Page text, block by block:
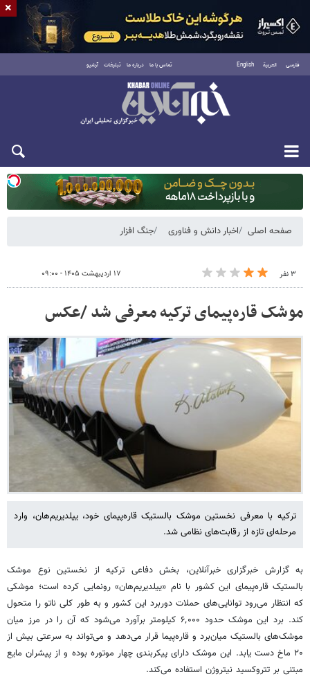
فارسی العربية English تماس با ما درباره ما تبلیغات آرشیو
یکشنبه ۱۸ مرداد ۱۴۰۵
صفحه اصلی اخبار دانش و فناوری جنگ افزار
۳ نفر ۱۷ اردیبهشت ۱۴۰۵ - ۰۹:۰۰
موشک قاره‌پیمای ترکیه معرفی شد /عکس
ترکیه با معرفی نخستین موشک بالستیک قاره‌پیمای خود، ییلدیریم‌هان، وارد
مرحله‌ای تازه از رقابت‌های نظامی شد.
به گزارش خبرگزاری خبرآنلاین، بخش دفاعی ترکیه از نخستین نوع موشک
بالستیک قاره‌پیمای این کشور با نام «ییلدیریم‌هان» رونمایی کرده است؛ موشکی
که انتظار می‌رود توانایی‌های حملات دوربرد این کشور و به‌ طور کلی ناتو را متحول
کند. برد این موشک حدود ۶٬۰۰۰ کیلومتر برآورد می‌شود که آن را در مرز میان
موشک‌های بالستیک میان‌برد و قاره‌پیما قرار می‌دهد و می‌تواند به سرعتی بیش از
۲۰ ماخ دست یابد. این موشک دارای پیکربندی چهار موتوره بوده و از پیشران مایع
مبتنی بر تتروکسید نیتروژن استفاده می‌کند.
×